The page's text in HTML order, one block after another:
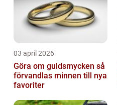
03 april 2026
Göra om guldsmycken så
förvandlas minnen till nya
favoriter